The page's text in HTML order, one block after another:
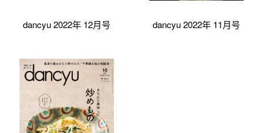
dancyu 2022年 12月号 dancyu 2022年 11月号